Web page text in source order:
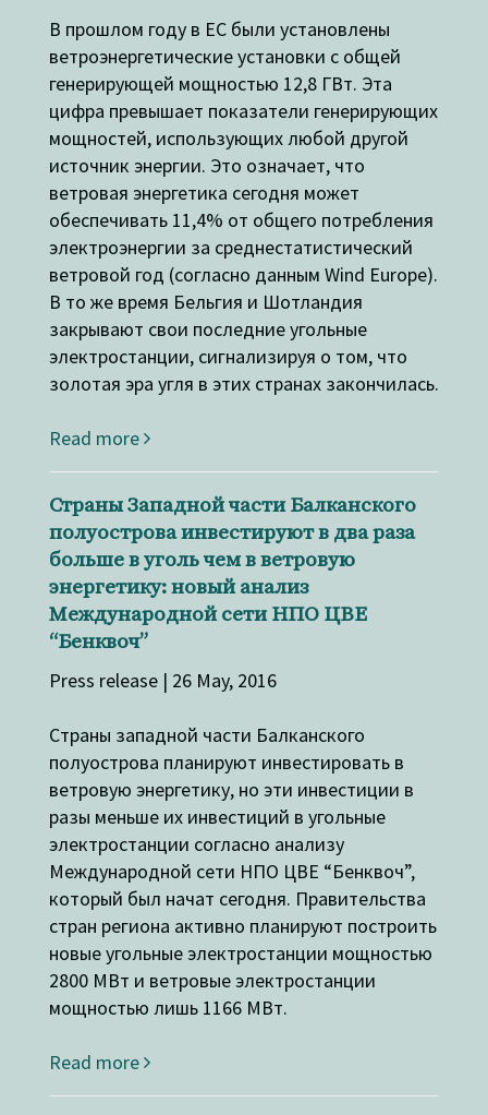
В прошлом году в ЕС были установлены
ветроэнергетические установки с общей
генерирующей мощностью 12,8 ГВт. Эта
цифра превышает показатели генерирующих
мощностей, использующих любой другой
источник энергии. Это означает, что
ветровая энергетика сегодня может
обеспечивать 11,4% от общего потребления
электроэнергии за среднестатистический
ветровой год (согласно данным Wind Europe).
В то же время Бельгия и Шотландия
закрывают свои последние угольные
электростанции, сигнализируя о том, что
золотая эра угля в этих странах закончилась.
Read more
Страны Западной части Балканского
полуострова инвестируют в два раза
больше в уголь чем в ветровую
энергетику: новый анализ
Международной сети НПО ЦВЕ
“Бенквоч”
Press release | 26 May, 2016
Страны западной части Балканского
полуострова планируют инвестировать в
ветровую энергетику, но эти инвестиции в
разы меньше их инвестиций в угольные
электростанции согласно анализу
Международной сети НПО ЦВЕ “Бенквоч”,
который был начат сегодня. Правительства
стран региона активно планируют построить
новые угольные электростанции мощностью
2800 МВт и ветровые электростанции
мощностью лишь 1166 МВт.
Read more